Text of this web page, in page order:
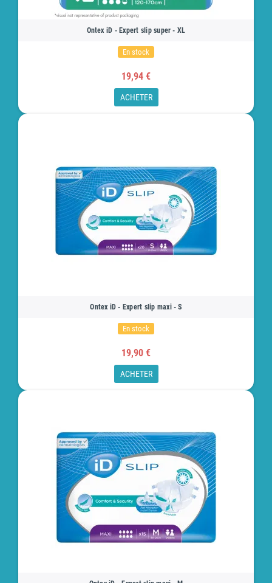
Ontex iD - Expert slip super - XL
En stock
19,94 €
ACHETER
Ontex iD - Expert slip maxi - S
En stock
19,90 €
ACHETER